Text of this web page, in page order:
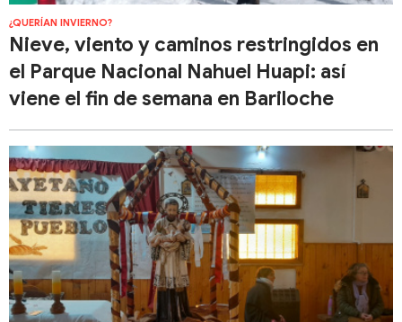
¿QUERÍAN INVIERNO?
Nieve, viento y caminos restringidos en
el Parque Nacional Nahuel Huapi: así
viene el fin de semana en Bariloche